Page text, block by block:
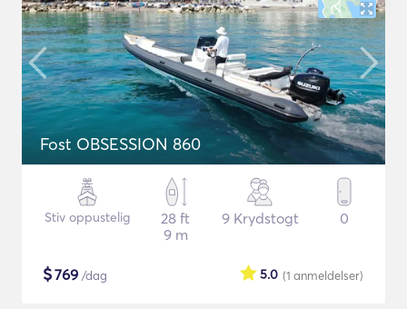
Fost OBSESSION 860
Stiv oppustelig
28 ft
9 m
9 Krydstogt 0
$769 /dag (1 anmeldelser)
5.0